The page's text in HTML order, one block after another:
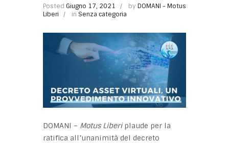
Posted Giugno 17, 2021 by DOMANI - Motus
Liberi
in Senza categoria
DOMANI – Motus Liberiplaude per la
ratifica all’unanimità del decreto